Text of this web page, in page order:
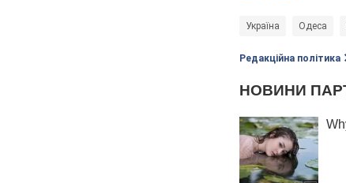
Україна Одеса
Редакційна політика